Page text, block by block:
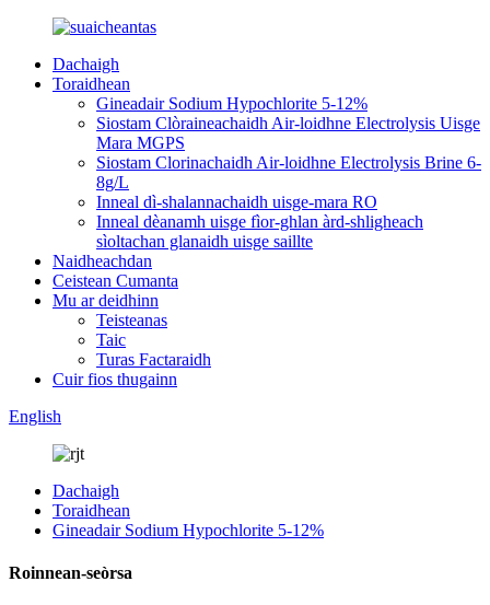
Dachaigh
Toraidhean
Gineadair Sodium Hypochlorite 5-12%
Siostam Clòraineachaidh Air-loidhne Electrolysis Uisge
Mara MGPS
Siostam Clorinachaidh Air-loidhne Electrolysis Brine 6-
8g/L
Inneal dì-shalannachaidh uisge-mara RO
Inneal dèanamh uisge fìor-ghlan àrd-shligheach
sìoltachan glanaidh uisge saillte
Naidheachdan
Ceistean Cumanta
Mu ar deidhinn
Teisteanas
Taic
Turas Factaraidh
Cuir fios thugainn
English
Dachaigh
Toraidhean
Gineadair Sodium Hypochlorite 5-12%
Roinnean-seòrsa